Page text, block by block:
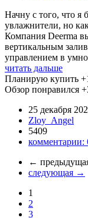
Начну с того, что
увлажнители, но
Компания Deerma
вертикальным
управлением в
читать дальше
Планирую купить
Обзор понравился
25 декабря
Zloy_Angel
5409
комментарии:
←
следующая →
1
2
3